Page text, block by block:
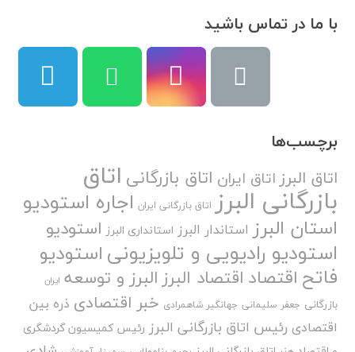
با ما در تماس باشید
برچسب‌ها
اتاق البرزاتاق ایران اتاق بازرگانی اتاق
بازرگانی البرز اتاق بازرگانی ایران اجاره استودیو
استان البرز استاندار البرز استانداری البرز استودیو
استودیو رادیویی و تلویزیونیاستودیو
فاتح اقتصاد اقتصاد البرزالبرز و توسعه ایران
بازرگانی جعفر سلیمانی جهانگیر شاهمرادی خبر اقتصادی ذره بین
اقتصادی رئیس اتاق بازرگانی البرز رئیس کمیسیون گردشگری